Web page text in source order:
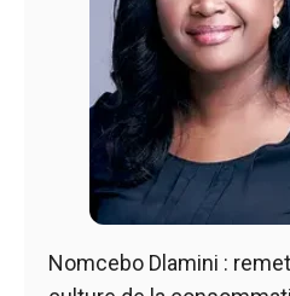
Nomcebo Dlamini :